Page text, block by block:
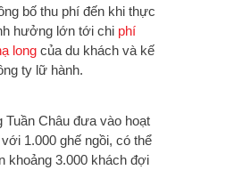
bố thu phí đến khi thực
hưởng lớn tới chi phí
long của du khách và kế
ty lữ hành.
Tuần Châu đưa vào hoạt
1.000 ghế ngồi, có thể
khoảng 3.000 khách đợi